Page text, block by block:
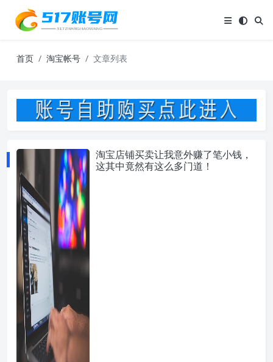
首页 淘宝帐号 文章列表
淘宝店铺买卖让我意外赚了笔小钱，
这其中竟然有这么多门道！